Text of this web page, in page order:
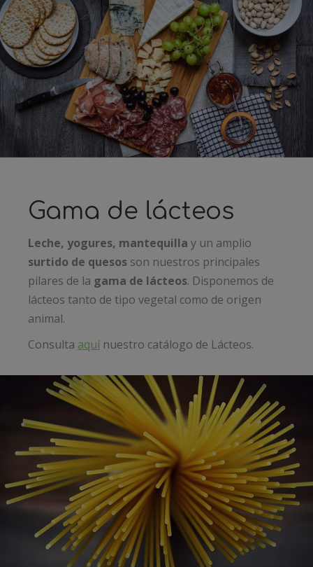
Gama de lácteos
Leche, yogures, mantequilla y un amplio
surtido de quesos son nuestros principales
pilares de la gama de lácteos. Disponemos de
lácteos tanto de tipo vegetal como de origen
animal.
Consulta aquínuestro catálogo de Lácteos.